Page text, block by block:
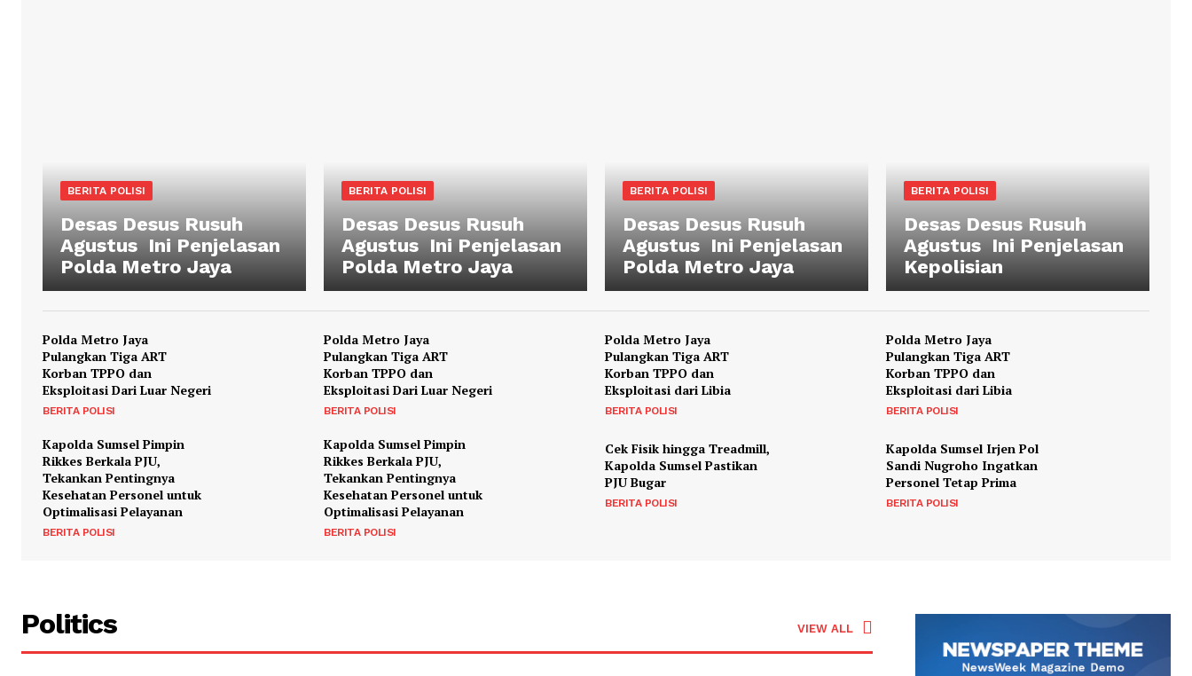
BERITA POLISI
Desas Desus Rusuh
Agustus Ini Penjelasan
Polda Metro Jaya
BERITA POLISI
Desas Desus Rusuh
Agustus Ini Penjelasan
Polda Metro Jaya
BERITA POLISI
Desas Desus Rusuh
Agustus Ini Penjelasan
Polda Metro Jaya
BERITA POLISI
Desas Desus Rusuh
Agustus Ini Penjelasan
Kepolisian
Polda Metro Jaya
Pulangkan Tiga ART
Korban TPPO dan
Eksploitasi Dari Luar Negeri
BERITA POLISI
Polda Metro Jaya
Pulangkan Tiga ART
Korban TPPO dan
Eksploitasi Dari Luar Negeri
BERITA POLISI
Polda Metro Jaya
Pulangkan Tiga ART
Korban TPPO dan
Eksploitasi dari Libia
BERITA POLISI
Polda Metro Jaya
Pulangkan Tiga ART
Korban TPPO dan
Eksploitasi dari Libia
BERITA POLISI
Kapolda Sumsel Pimpin
Rikkes Berkala PJU,
Tekankan Pentingnya
Kesehatan Personel untuk
Optimalisasi Pelayanan
BERITA POLISI
Kapolda Sumsel Pimpin
Rikkes Berkala PJU,
Tekankan Pentingnya
Kesehatan Personel untuk
Optimalisasi Pelayanan
BERITA POLISI
Cek Fisik hingga Treadmill,
Kapolda Sumsel Pastikan
PJU Bugar
BERITA POLISI
Kapolda Sumsel Irjen Pol
Sandi Nugroho Ingatkan
Personel Tetap Prima
BERITA POLISI
Politics VIEW ALL